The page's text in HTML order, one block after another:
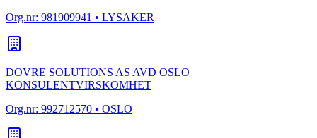
Org.nr: 981909941 • LYSAKER
DOVRE SOLUTIONS AS AVD OSLO
KONSULENTVIRSKOMHET
Org.nr: 992712570 • OSLO